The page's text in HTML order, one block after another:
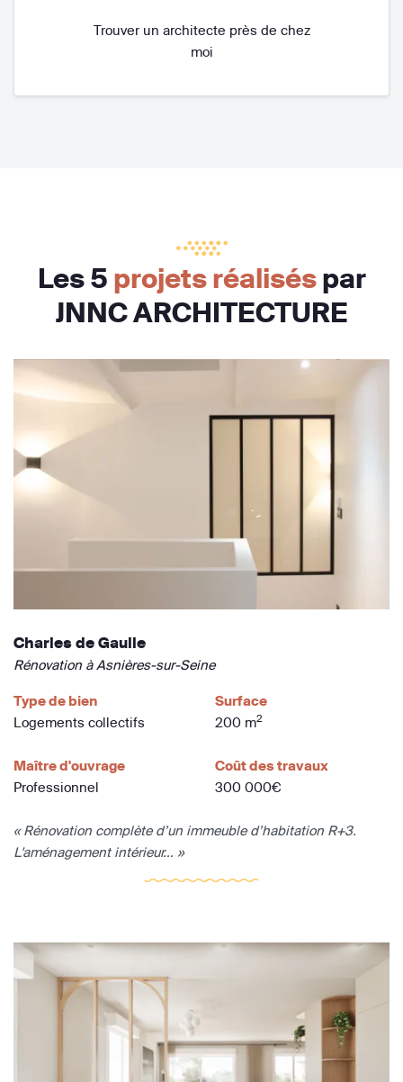
Trouver un architecte près de chez
moi
Les 5 projets réaliséspar
JNNC ARCHITECTURE
Charles de Gaulle
Rénovation à Asnières-sur-Seine
Type de bien
Logements collectifs
Surface
200 m2
Maître d'ouvrage
Professionnel
Coût des travaux
300 000€
« Rénovation complète d’un immeuble d’habitation R+3.
L'aménagement intérieur... »